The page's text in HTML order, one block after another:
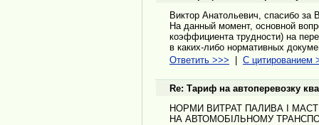
Виктор Анатольевич, спасибо за
На данный момент, основной
коэффициента трудности) на
в каких-либо нормативных
Ответить >>>
С цитированием
Re: Тариф на автоперевозку
НОРМИ ВИТРАТ ПАЛИВА І
НА АВТОМОБІЛЬНОМУ